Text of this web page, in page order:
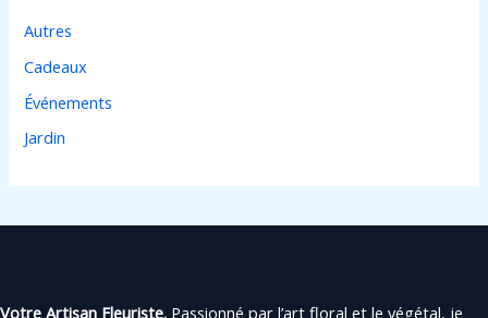
Autres
Cadeaux
Événements
Jardin
Votre Artisan Fleuriste. Passionné par l’art floral et le végétal, je